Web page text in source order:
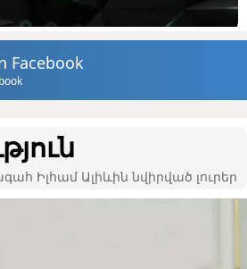
Facebook
Իլհամ Ալիևին նվիրված լուրեր